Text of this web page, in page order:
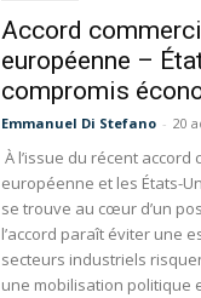
Accord
européenne –
compromis
Emmanuel Di Stefano - 20
À l’issue du récent accord
européenne et les États-
se trouve au cœur d’un
l’accord paraît éviter une
secteurs industriels
une mobilisation politique